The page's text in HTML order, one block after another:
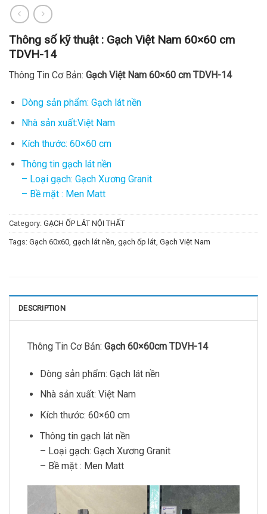
Thông số kỹ thuật : Gạch Việt Nam 60×60 cm
TDVH-14
Thông Tin Cơ Bản: Gạch Việt Nam 60×60 cm TDVH-14
Dòng sản phẩm: Gạch lát nền
Nhà sản xuất:Việt Nam
Kích thước: 60×60 cm
Thông tin gạch lát nền
– Loại gạch: Gạch Xương Granit
– Bề mặt : Men Matt
Category: GẠCH ỐP LÁT NỘI THẤT
Tags: Gạch 60x60, gạch lát nền, gạch ốp lát, Gạch Việt Nam
DESCRIPTION
Thông Tin Cơ Bản: Gạch 60×60cm TDVH-14
Dòng sản phẩm: Gạch lát nền
Nhà sản xuất: Việt Nam
Kích thước: 60×60 cm
Thông tin gạch lát nền
– Loại gạch: Gạch Xương Granit
– Bề mặt : Men Matt